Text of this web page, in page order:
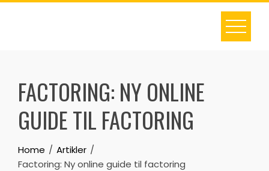
Skip
FACTORING: NY ONLINE
GUIDE TIL FACTORING
Home
Artikler
Factoring: Ny online guide til factoring